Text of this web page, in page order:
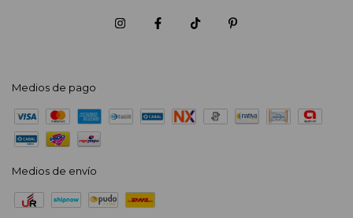
Medios de pago
Medios de envío